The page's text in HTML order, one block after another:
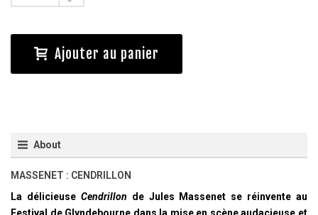
Ajouter au panier
About
MASSENET : CENDRILLON
La délicieuse Cendrillon de Jules Massenet se réinvente au